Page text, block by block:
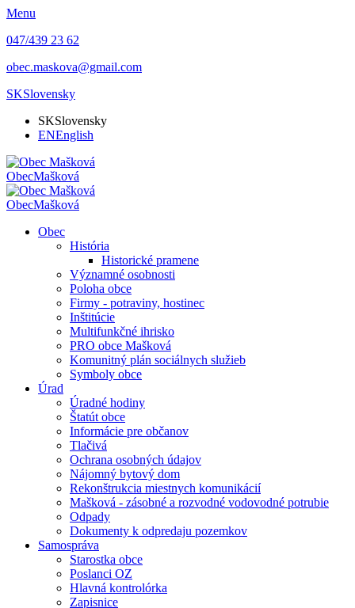
Menu
047/439 23 62
obec.maskova@gmail.com
SKSlovensky
SKSlovensky
ENEnglish
ObecMašková
ObecMašková
Obec
História
Historické pramene
Významné osobnosti
Poloha obce
Firmy - potraviny, hostinec
Inštitúcie
Multifunkčné ihrisko
PRO obce Mašková
Komunitný plán sociálnych služieb
Symboly obce
Úrad
Úradné hodiny
Štatút obce
Informácie pre občanov
Tlačivá
Ochrana osobných údajov
Nájomný bytový dom
Rekonštrukcia miestnych komunikácií
Mašková - zásobné a rozvodné vodovodné potrubie
Odpady
Dokumenty k odpredaju pozemkov
Samospráva
Starostka obce
Poslanci OZ
Hlavná kontrolórka
Zapisnice